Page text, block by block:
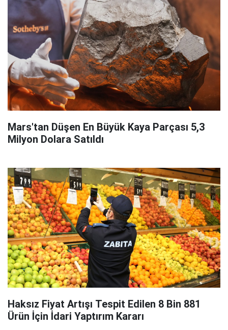
Mars'tan Düşen En Büyük Kaya Parçası 5,3
Milyon Dolara Satıldı
Haksız Fiyat Artışı Tespit Edilen 8 Bin 881
Ürün İçin İdari Yaptırım Kararı